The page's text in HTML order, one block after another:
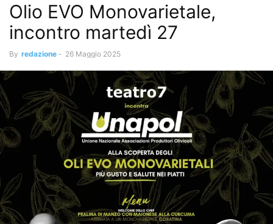
Olio EVO Monovarietale,
incontro martedì 27
By redazione - 26 Maggio 2025